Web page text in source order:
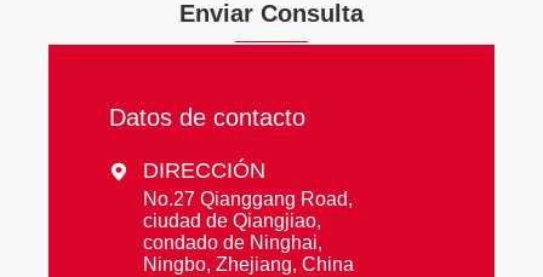
Enviar Consulta
Datos de contacto
 DIRECCIÓN
No.27 Qianggang Road,
ciudad de Qiangjiao,
condado de Ninghai,
Ningbo, Zhejiang, China